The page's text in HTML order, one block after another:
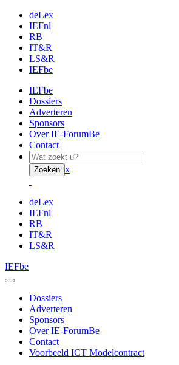
deLex
IEFnl
RB
IT&R
LS&R
IEFbe
IEFbe
Dossiers
Adverteren
Sponsors
Over IE-ForumBe
Contact
Zoeken x
deLex
IEFnl
RB
IT&R
LS&R
IEFbe
Dossiers
Adverteren
Sponsors
Over IE-ForumBe
Contact
Voorbeeld ICT Modelcontract